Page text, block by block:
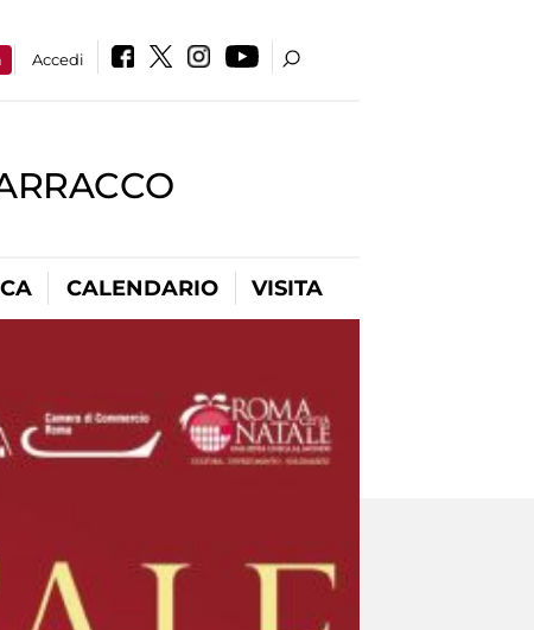
Accedi
CALENDARIO VISITA